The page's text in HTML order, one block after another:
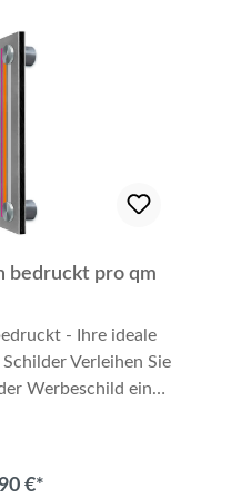
oder dekoratives
Anwendungen.
Sie sicher, dass
vorbereitet sind.
Formaten bis 120
Größere Formate
Bitte fragen Sie
Ihrer persönlichen
bedruckt pro qm
- Ihre ideale
Verleihen Sie
Werbeschild ein
€*